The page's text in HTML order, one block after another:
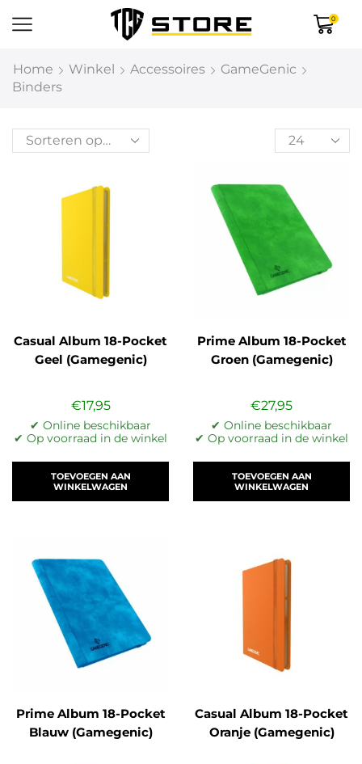
0
Home Winkel Accessoires
GameGenic
Binders
Casual Album 18-Pocket
Geel (Gamegenic)
€17,95
✔ Online beschikbaar
✔ Op voorraad in de winkel
TOEVOEGEN AAN
WINKELWAGEN
Prime Album 18-Pocket
Groen (Gamegenic)
€27,95
✔ Online beschikbaar
✔ Op voorraad in de winkel
TOEVOEGEN AAN
WINKELWAGEN
Prime Album 18-Pocket
Blauw (Gamegenic)
Casual Album 18-Pocket
Oranje (Gamegenic)